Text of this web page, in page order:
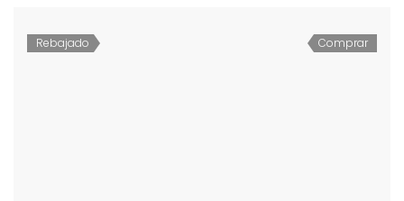
Rebajado Comprar